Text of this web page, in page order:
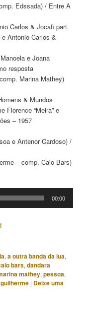
Edssada) / Entre A
Carlos & Jocafi part.
Antonio Carlos &
e Joana
resposta
Marina Mathey)
& Mundos
Florence “Meira” e
– 1957
e Antenor Cardoso) /
– comp. Caio Bars)
00:00
,a outra banda da lua,
bars,dandara
mathey,pessoa,
| Deixe uma